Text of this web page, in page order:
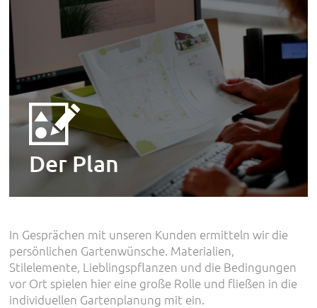
Der Plan
In Gesprächen mit unseren Kunden ermitteln wir die
persönlichen Gartenwünsche. Materialien,
Stilelemente, Lieblingspflanzen und die Bedingungen
vor Ort spielen hier eine große Rolle und fließen in die
individuellen Gartenplanung mit ein.